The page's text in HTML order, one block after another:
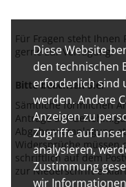
Diese Website
den technischen
erforderlich sind
werden. Andere
Anzeigen zu
Zugriffe auf
analysieren,
Zustimmung
wir
Für Fragen steht Ihnen
gerne zur Verfügung.
Bitte beachten Sie:
Sämtliche förmlichen
Anträge auf
Abgabenveranlagung
Widersprüche müssen
schriftlich auf dem
zur Niederschrift